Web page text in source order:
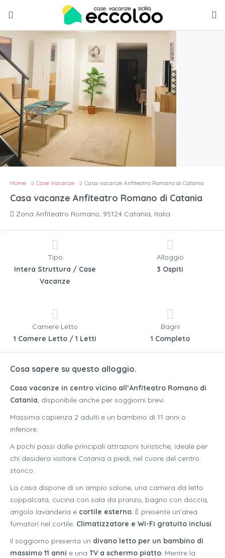
Home Case Vacanze Casa vacanze Anfiteatro Romano di Catania
Casa vacanze Anfiteatro Romano di Catania
Zona Anfiteatro Romano, 95124 Catania, Italia
Tipo
Intera Struttura / Case
Vacanze
Alloggio
3 Ospiti
Camere Letto
1 Camere Letto / 1 Letti
Bagni
1 Completo
Cosa sapere su questo alloggio.
Casa vacanze in centro vicino all’Anfiteatro Romano di
Catania, disponibile anche per soggiorni brevi.
Massima capienza 2 adulti e un bambino di 11 anni o
inferiore.
A pochi passi dalle principali attrazioni turistiche, ideale per
chi desidera visitare Catania a piedi, nel cuore del centro
storico.
La casa dispone di un ampio salone, una camera da letto
soppalcata, cucina con sala da pranzo, bagno con doccia,
angolo lavanderia e cortile esterno. È presente un’area
fumatori nel cortile. Climatizzatore e Wi-Fi gratuito inclusi.
Il soggiorno presenta un divano letto per un bambino di
massimo 11 anni e una TV a schermo piatto. Mentre la